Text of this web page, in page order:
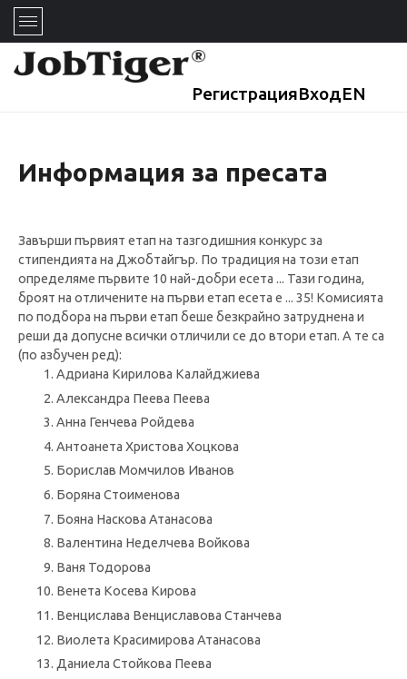
РегистрацияВходEN
Информация за пресата
Завърши първият етап на тазгодишния конкурс за
стипендията на Джобтайгър. По традиция на този етап
определяме първите 10 най-добри есета ... Тази година,
броят на отличените на първи етап есета е ... 35! Комисията
по подбора на първи етап беше безкрайно затруднена и
реши да допусне всички отличили се до втори етап. А те са
(по азбучен ред):
Адриана Кирилова Калайджиева
Александра Пеева Пеева
Анна Генчева Ройдева
Антоанета Христова Хоцкова
Борислав Момчилов Иванов
Боряна Стоименова
Бояна Наскова Атанасова
Валентина Неделчева Войкова
Ваня Тодорова
Венета Косева Кирова
Венцислава Венциславова Станчева
Виолета Красимирова Атанасова
Даниела Стойкова Пеева